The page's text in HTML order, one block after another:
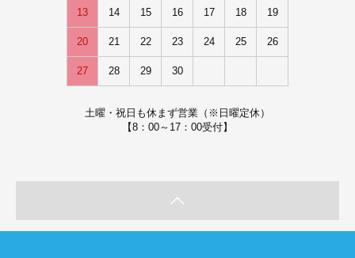
13 14 15 16 17 18 19
20 21 22 23 24 25 26
27 28 29 30
土曜・祝日も休まず営業（※日曜定休）
【8：00～17：00受付】